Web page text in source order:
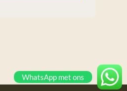
WhatsApp met ons